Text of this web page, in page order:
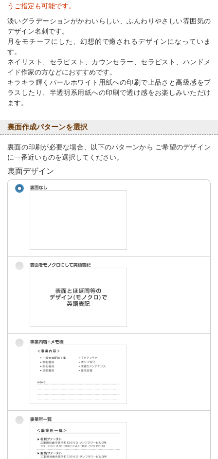
うご指定も可能です。
淡いグラデーションがかわいらしい、ふんわりやさしい雰囲気の
デザイン名刺です。
月をモチーフにした、幻想的で癒されるデザインになっていま
す。
ネイリスト、セラピスト、カウンセラー、セラピスト、ハンドメ
イド作家の方などにおすすめです。
キラキラ輝くパールホワイト用紙への印刷で上品さと高級感をプ
ラスしたり、半透明系用紙への印刷で透け感をお楽しみいただけ
ます。
裏面作成パターンを選択
裏面の印刷が必要な場合、以下のパターンから ご希望のデザイン
に一番近いものを選択してください。
裏面デザイン